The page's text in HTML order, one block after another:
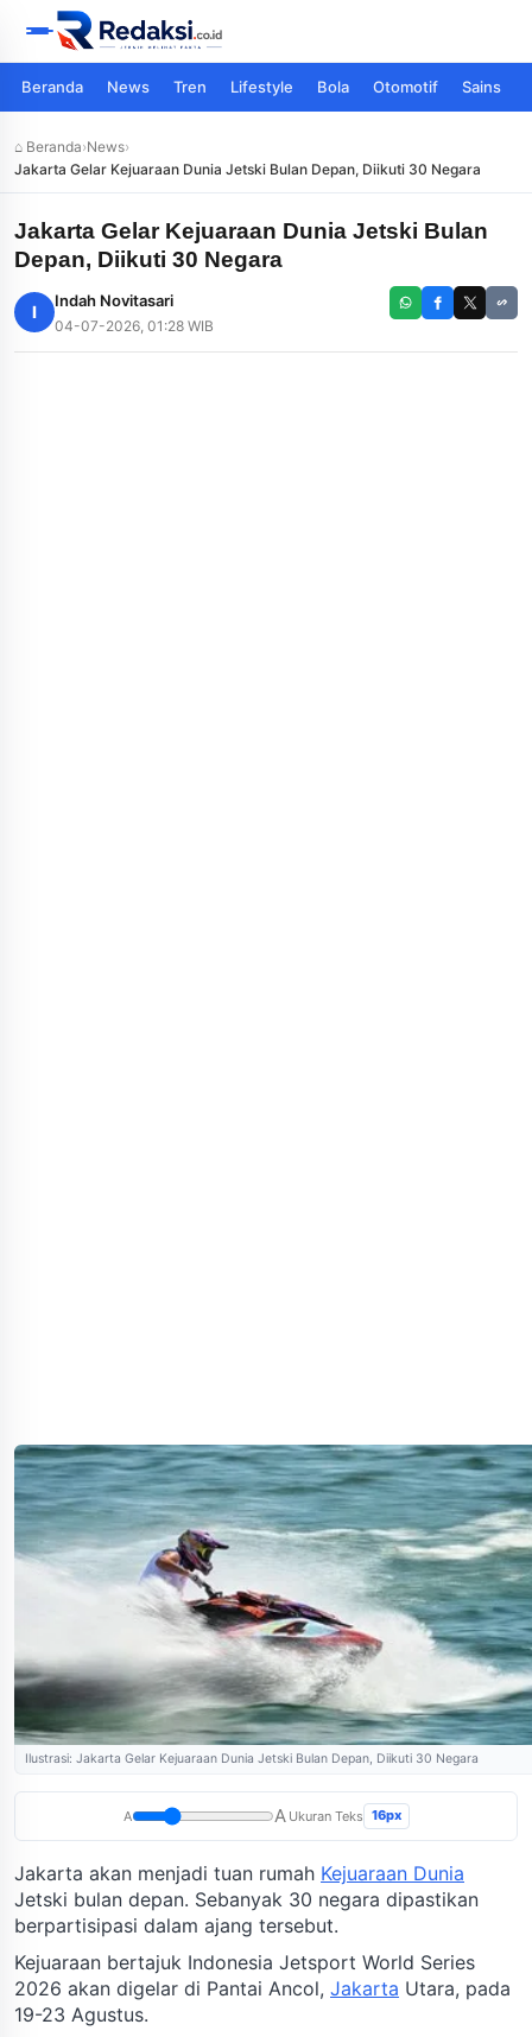
Beranda News Tren Lifestyle Bola Otomotif Sains
⌂ Beranda›News›
Jakarta Gelar Kejuaraan Dunia Jetski Bulan Depan, Diikuti 30 Negara
Jakarta Gelar Kejuaraan Dunia Jetski Bulan
Depan, Diikuti 30 Negara
I
Indah Novitasari
04-07-2026, 01:28 WIB
Ilustrasi: Jakarta Gelar Kejuaraan Dunia Jetski Bulan Depan, Diikuti 30 Negara
A A Ukuran Teks 16px
Jakarta akan menjadi tuan rumah Kejuaraan Dunia
Jetski bulan depan. Sebanyak 30 negara dipastikan
berpartisipasi dalam ajang tersebut.
Kejuaraan bertajuk Indonesia Jetsport World Series
2026 akan digelar di Pantai Ancol, Jakarta Utara, pada
19-23 Agustus.